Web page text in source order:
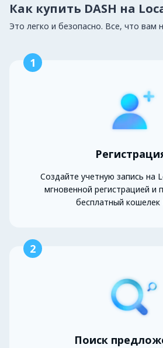
Как купить DASH на
Это легко и безопасно. Все, что вам
1
Создайте учетную запись на
мгновенной регистрацией и
бесплатный кошелек
2
Поиск